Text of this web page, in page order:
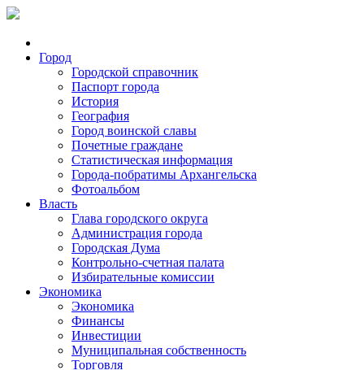
Город
Городской справочник
Паспорт города
История
География
Город воинской славы
Почетные граждане
Статистическая информация
Города-побратимы Архангельска
Фотоальбом
Власть
Глава городского округа
Администрация города
Городская Дума
Контрольно-счетная палата
Избирательные комиссии
Экономика
Экономика
Финансы
Инвестиции
Муниципальная собственность
Торговля